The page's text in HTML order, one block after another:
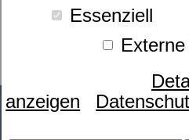
Essenziell
anzeigen
Schlaf finden.
Sie einfach auf